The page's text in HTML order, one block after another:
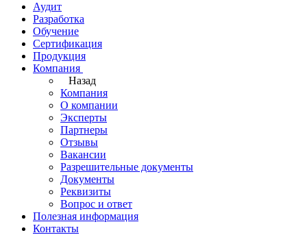
Аудит
Разработка
Обучение
Сертификация
Продукция
Компания
Назад
Компания
О компании
Эксперты
Партнеры
Отзывы
Вакансии
Разрешительные документы
Документы
Реквизиты
Вопрос и ответ
Полезная информация
Контакты